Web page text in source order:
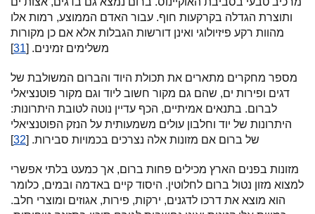
ותוצרת הגדלה בקרקעות חוף. עבור האדם הממוצע, רמות אלו
מהוות רקע פיזיולוגי ואינן דורשות הגבלות אלא אם כן מקורות
משלימים זמינים. [31
]
מספר מחקרים מתארים את תכולת היוד והברום המשולבת של
דגים ופירות ים, שהם גם מקור חשוב ליוד וגם מקור פוטנציאלי
לברום. בתנאים אמיתיים, הכף עדיין נוטה לטובת היתרונות:
היתרונות של יוד וחלבון עולים משמעותית על הנזק הפוטנציאלי
של ברום אם מזונות אלה נצרכים בכמויות סבירות. [32
]
מזונות בפנים הארץ מכילים פחות ברום, אך כמעט בלתי אפשרי
למצוא מזון נטול ברום לחלוטין. היסוד קיים באדמה ובמים, כלומר
הוא מוצא את דרכו לדגנים, ירקות, פירות, אגוזים ומוצרי חלב.